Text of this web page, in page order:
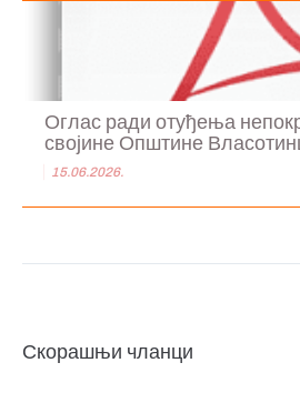
Оглас ради отуђења
својине Општине
15.06.2026.
Скорашњи чланци